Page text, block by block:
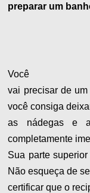
preparar um
Você
vai precisar de
você consiga
as nádegas e
completamente
Sua parte
Não esqueça de se
certificar que o